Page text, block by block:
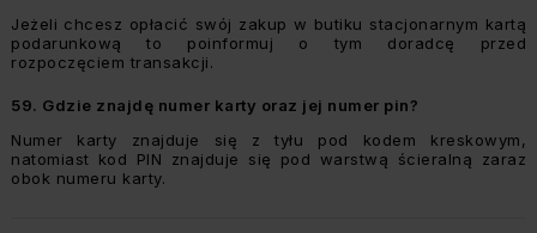
Jeżeli chcesz opłacić swój zakup w butiku stacjonarnym kartą
podarunkową to poinformuj o tym doradcę przed
rozpoczęciem transakcji.
59. Gdzie znajdę numer karty oraz jej numer pin?
Numer karty znajduje się z tyłu pod kodem kreskowym,
natomiast kod PIN znajduje się pod warstwą ścieralną zaraz
obok numeru karty.